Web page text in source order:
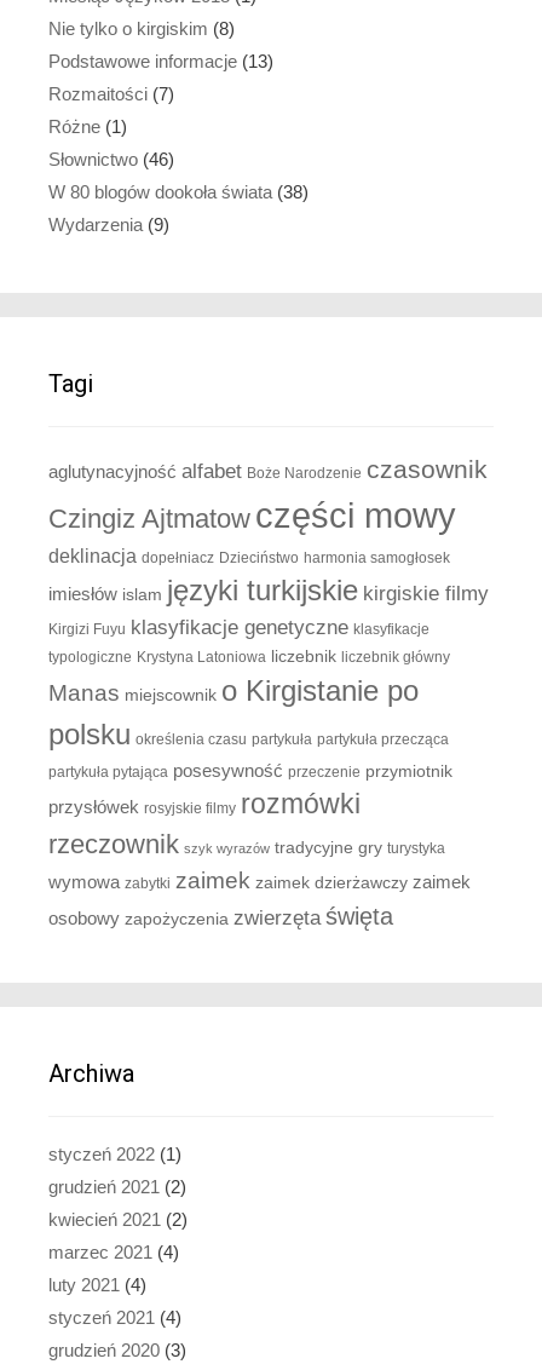
Nie tylko o kirgiskim (8)
Podstawowe informacje (13)
Rozmaitości (7)
Różne (1)
Słownictwo (46)
W 80 blogów dookoła świata (38)
Wydarzenia (9)
Tagi
aglutynacyjność alfabet Boże Narodzenie czasownik
Czingiz Ajtmatow części mowy
deklinacja dopełniacz Dzieciństwo harmonia samogłosek
imiesłów islam języki turkijskie kirgiskie filmy
Kirgizi Fuyu klasyfikacje genetyczne klasyfikacje
typologiczne Krystyna Latoniowa liczebnik liczebnik główny
Manas miejscownik o Kirgistanie po
polsku określenia czasu partykuła partykuła przecząca
partykuła pytająca posesywność przeczenie przymiotnik
przysłówek rosyjskie filmy rozmówki
rzeczownik szyk wyrazów tradycyjne gry turystyka
wymowa zabytki zaimek zaimek dzierżawczy zaimek
osobowy zapożyczenia zwierzęta święta
Archiwa
styczeń 2022 (1)
grudzień 2021 (2)
kwiecień 2021 (2)
marzec 2021 (4)
luty 2021 (4)
styczeń 2021 (4)
grudzień 2020 (3)